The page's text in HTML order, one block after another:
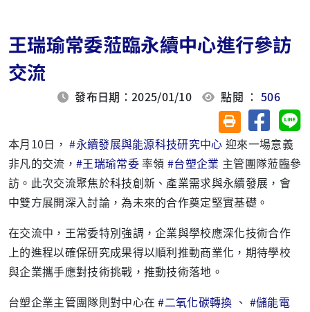
王瑞瑜常委蒞臨永續中心進行參訪
交流
發布日期：2025/01/10 點閱 ：506
友善列印(另開視
分享至
本月10日，#永續發展與能源科技研究中心 迎來一場意義
非凡的交流， #王瑞瑜常委率領#台塑企業 主管團隊蒞臨參
訪。此次交流聚焦於科技創新、產業需求與永續發展，會
中雙方展開深入討論，為未來的合作奠定堅實基礎。
在交流中，王常委特別強調，企業與學校應深化技術合作
上的進程以確保研究成果得以順利推動商業化，期待學校
與企業攜手應對技術挑戰，推動技術落地。
台塑企業主管團隊則對中心在#二氧化碳轉換 、 #儲能電